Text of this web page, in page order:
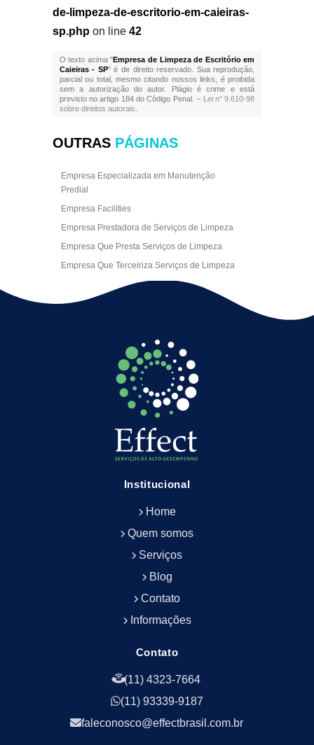
de-limpeza-de-escritorio-em-caieiras-
sp.phpon line 42
O texto acima "Empresa de Limpeza de Escritório em
Caieiras - SP" é de direito reservado. Sua reprodução,
parcial ou total, mesmo citando nossos links, é proibida
sem a autorização do autor. Plágio é crime e está
previsto no artigo 184 do Código Penal. – Lei n° 9.610-98
sobre direitos autorais
OUTRAS PÁGINAS
Empresa Especializada em Manutenção
Predial
Empresa Facilities
Empresa Prestadora de Serviços de Limpeza
Empresa Que Presta Serviços de Limpeza
Empresa Que Terceiriza Serviços de Limpeza
Empresa Terceirizada de Portaria
Empresa de Facilities
Empresa de Limpeza Empresarial
Empresa de Limpeza Predial
Empresa de Limpeza Predial Terceirizada
Empresa de Limpeza de Escritório
Empresa de Limpeza de Fachada
Empresa de Limpeza de Fachadas
Empresa de Limpeza e Conservação Predial
Empresa de Portaria e Controlador de Acesso
Empresa de Portaria e Limpeza
Empresa de Serviços Terceirizados
Empresa de Terceirização de Portaria
Empresa de Terceirização de Serviços de
Empresa de Terceirização de Serviços de
Empresa de Zeladoria e Portaria
Empresas Terceirizadas Recepção
Empresas de Jardinagem para Condomínios
Institucional
Home
Quem somos
Serviços
Blog
Contato
Informações
Contato
(11) 4323-7664
(11) 93339-9187
faleconosco@effectbrasil.com.br